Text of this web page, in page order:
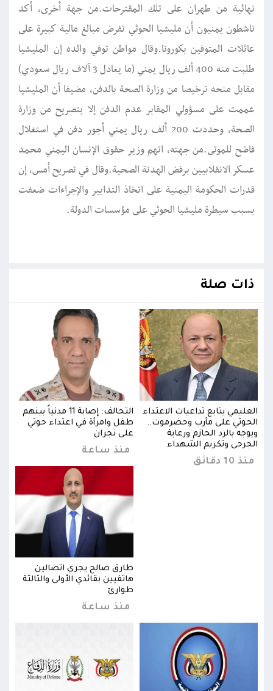
نهائية من طهران على تلك المقترحات.من جهة أخرى، أكد
ناشطون يمنيون أن مليشيا الحوثي تفرض مبالغ مالية كبيرة على
عائلات المتوفين بكورونا.وقال مواطن توفي والده إن المليشيا
طلبت منه 400 ألف ريال يمني (ما يعادل 3 آلاف ريال سعودي)
مقابل منحه ترخيصا من وزارة الصحة بالدفن، مضيفا أن المليشيا
عممت على مسؤولي المقابر عدم الدفن إلا بتصريح من وزارة
الصحة، وحددت 200 ألف ريال يمني أجور دفن في استغلال
فاضح للموتى.من جهته، اتهم وزير حقوق الإنسان اليمني محمد
عسكر الانقلابيين برفض الهدنة الصحية.وقال في تصريح أمس، إن
قدرات الحكومة اليمنية على اتخاذ التدابير والإجراءات ضعفت
بسبب سيطرة مليشيا الحوثي على مؤسسات الدولة.
ذات صلة
العليمي يتابع تداعيات الاعتداء
الحوثي على مأرب وحضرموت..
ويوجه بالرد الحازم ورعاية
الجرحى وتكريم الشهداء
منذ 10 دقائق
التحالف: إصابة 11 مدنياً بينهم
طفل وامرأة في اعتداء حوثي
على نجران
منذ ساعة
طارق صالح يجري اتصالين
هاتفيين بقائدي الأولى والثالثة
طوارئ
منذ ساعة